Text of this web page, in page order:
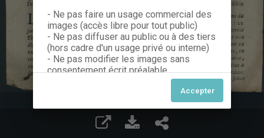
- Ne pas faire un usage commercial des
images (accès libre pour tout public)
- Ne pas diffuser au public ou à des tiers
(hors cadre d'un usage privé ou interne)
- Ne pas modifier les images sans
consentement écrit préalable
Dans le cas contraire, nous vous invitons
à nous contacter afin de solliciter le type
de Licence souhaitée parmi celles
proposées et le cas échéant, acquitter